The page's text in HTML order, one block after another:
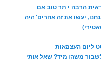
הרבה יותר טוב אם
יעשו את זה אחרים' היה
ליום העצמאות
משהו מיד? שאל אותי